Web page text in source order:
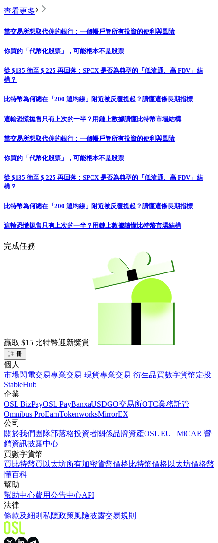
查看更多
當交易所想取代你的銀行：一個帳戶管所有投資的便利與風險
你買的「代幣化股票」，可能根本不是股票
從 $135 衝至 $ 225 再回落：SPCX 是否為典型的「低流通、高 FDV」結
構？
比特幣為何總在「200 週均線」附近被反覆提起？讀懂這條長期指標
這輪恐慌拋售只有上次的一半？用鏈上數據讀懂比特幣市場結構
當交易所想取代你的銀行：一個帳戶管所有投資的便利與風險
你買的「代幣化股票」，可能根本不是股票
從 $135 衝至 $ 225 再回落：SPCX 是否為典型的「低流通、高 FDV」結
構？
比特幣為何總在「200 週均線」附近被反覆提起？讀懂這條長期指標
這輪恐慌拋售只有上次的一半？用鏈上數據讀懂比特幣市場結構
完成任務
贏取 $15 比特幣迎新獎賞
註 冊
個人
市場閃電交易專業交易-現貨專業交易-衍生品買數字貨幣定投
StableHub
企業
OSL BizPayOSL PayBanxaUSDGO交易所OTC業務託管
Omnibus ProEarnTokenworksMirrorEX
公司
關於我們 團隊部落格投資者關係品牌資產OSL EU | MiCAR 營
銷資訊披露中心
買數字貨幣
買比特幣買以太坊所有加密貨幣價格比特幣價格 以太坊價格幣
懂百科
幫助
幫助中心費用公告中心API
法律
條款及細則 私隱政策風險披露交易規則